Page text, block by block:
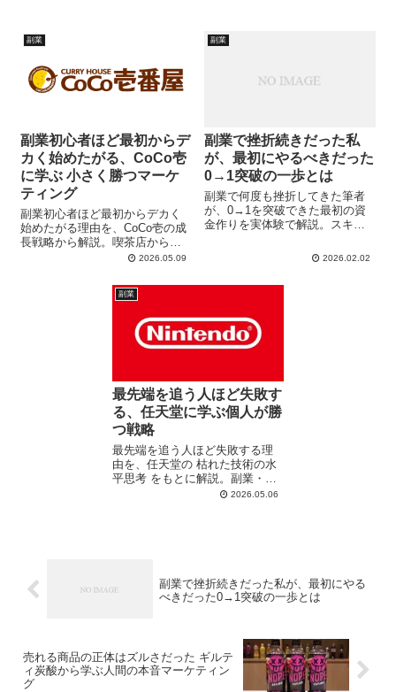
副業
副業初心者ほど最初からデ
カく始めたがる、CoCo壱
に学ぶ 小さく勝つマーケ
ティング
副業初心者ほど最初からデカく
始めたがる理由を、CoCo壱の成
長戦略から解説。喫茶店から日
本最大級チェーンになった背景
ーケティング思考を分かりやす
2026.05.09
副業
副業で挫折続きだった私
が、最初にやるべきだった
0→1突破の一歩とは
副業で何度も挫折してきた筆者
が、0→1を突破できた最初の資
金作りを実体験で解説。スキル
で稼ぐ体験をして、自己投資か
2026.02.02
副業
最先端を追う人ほど失敗す
る、任天堂に学ぶ個人が勝
つ戦略
最先端を追う人ほど失敗する理
由を、任天堂の 枯れた技術の水
平思考 をもとに解説。副業・ブ
ログ・SNSで伸びる人の共通点
2026.05.06
副業で挫折続きだった私が、最初にやる
べきだった0→1突破の一歩とは
売れる商品の正体はズルさだった ギルテ
ィ炭酸から学ぶ人間の本音マーケティン
グ